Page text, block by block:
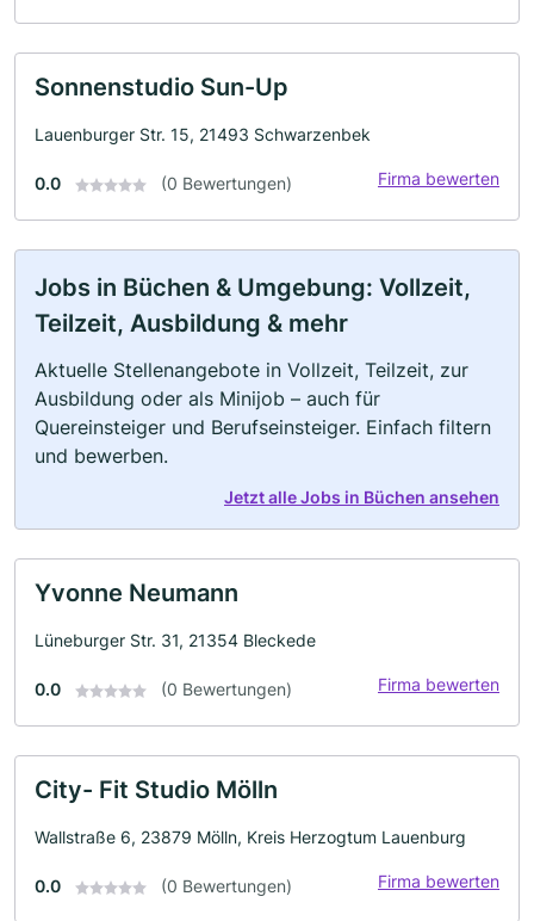
Sonnenstudio Sun-Up
Lauenburger Str. 15, 21493 Schwarzenbek
0.0 (0 Bewertungen) Firma bewerten
Jobs in Büchen & Umgebung: Vollzeit,
Teilzeit, Ausbildung & mehr
Aktuelle Stellenangebote in Vollzeit, Teilzeit, zur
Ausbildung oder als Minijob – auch für
Quereinsteiger und Berufseinsteiger. Einfach filtern
und bewerben.
Jetzt alle Jobs in Büchen ansehen
Yvonne Neumann
Lüneburger Str. 31, 21354 Bleckede
0.0 (0 Bewertungen) Firma bewerten
City- Fit Studio Mölln
Wallstraße 6, 23879 Mölln, Kreis Herzogtum Lauenburg
0.0 (0 Bewertungen) Firma bewerten